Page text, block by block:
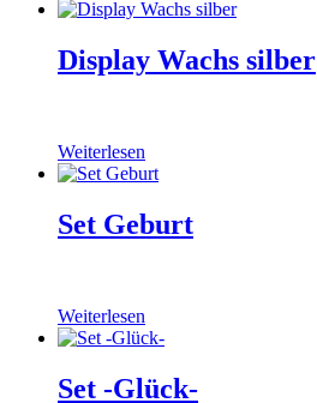
Display Wachs silber
Weiterlesen
Set Geburt
Weiterlesen
Set -Glück-